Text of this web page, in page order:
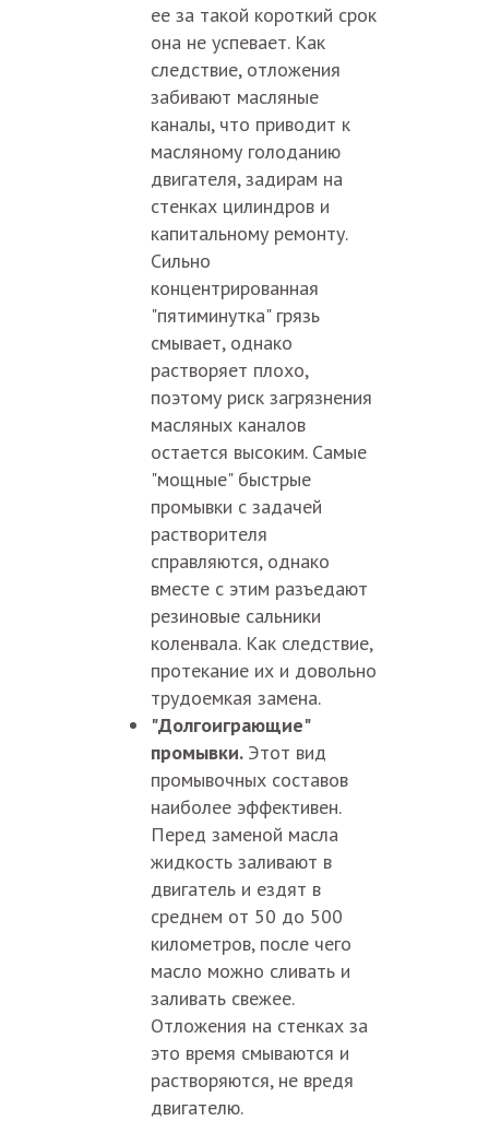
ее за такой короткий срок
она не успевает. Как
следствие, отложения
забивают масляные
каналы, что приводит к
масляному голоданию
двигателя, задирам на
стенках цилиндров и
капитальному ремонту.
Сильно
концентрированная
"пятиминутка" грязь
смывает, однако
растворяет плохо,
поэтому риск загрязнения
масляных каналов
остается высоким. Самые
"мощные" быстрые
промывки с задачей
растворителя
справляются, однако
вместе с этим разъедают
резиновые сальники
коленвала. Как следствие,
протекание их и довольно
трудоемкая замена.
"Долгоиграющие"
промывки. Этот вид
промывочных составов
наиболее эффективен.
Перед заменой масла
жидкость заливают в
двигатель и ездят в
среднем от 50 до 500
километров, после чего
масло можно сливать и
заливать свежее.
Отложения на стенках за
это время смываются и
растворяются, не вредя
двигателю.